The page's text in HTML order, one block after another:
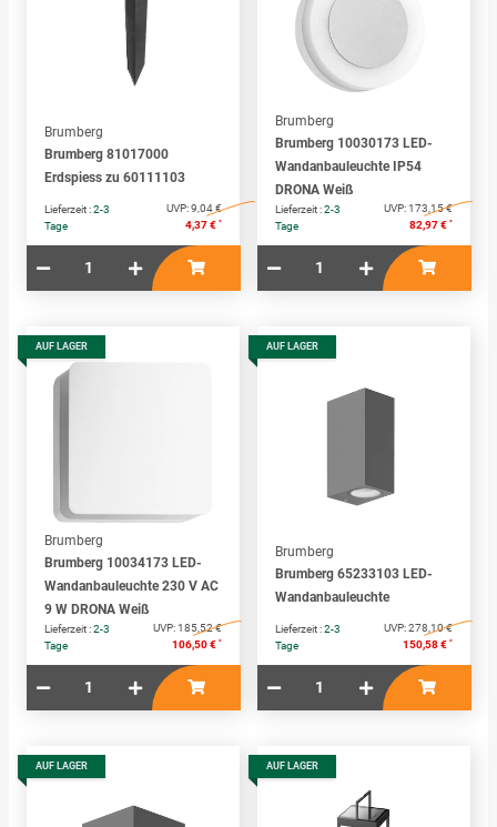
Brumberg
Brumberg 81017000
Erdspiess zu 60111103
Lieferzeit :2-3
Tage
UVP:9,04 €
4,37 € *
Brumberg
Brumberg 10030173 LED-
Wandanbauleuchte IP54
DRONA Weiß
Lieferzeit :2-3
Tage
UVP:173,15 €
82,97 € *
AUF LAGER
Brumberg
Brumberg 10034173 LED-
Wandanbauleuchte 230 V AC
9 W DRONA Weiß
Lieferzeit :2-3
Tage
UVP:185,52 €
106,50 € *
AUF LAGER
Brumberg
Brumberg 65233103 LED-
Wandanbauleuchte
Lieferzeit :2-3
Tage
UVP:278,10 €
150,58 € *
AUF LAGER AUF LAGER